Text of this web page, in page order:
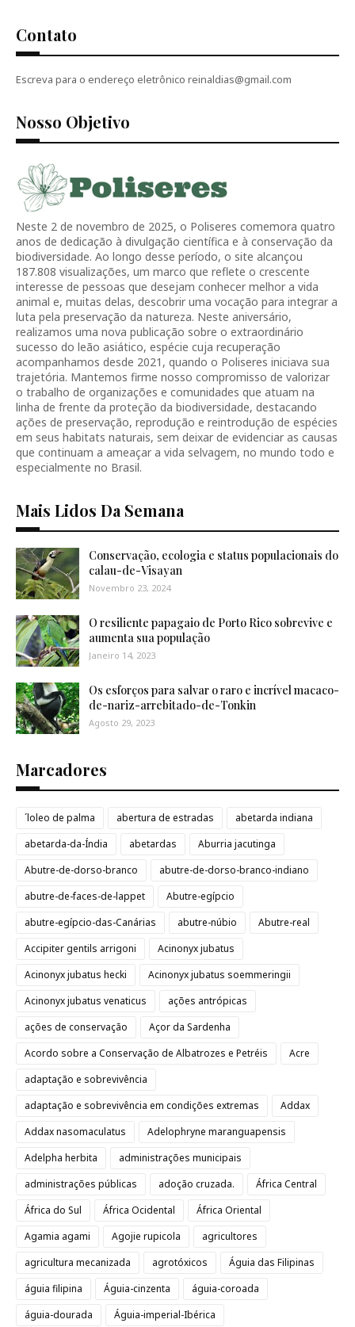
Contato
Escreva para o endereço eletrônico reinaldias@gmail.com
Nosso Objetivo
Neste 2 de novembro de 2025, o Poliseres comemora quatro
anos de dedicação à divulgação científica e à conservação da
biodiversidade. Ao longo desse período, o site alcançou
187.808 visualizações, um marco que reflete o crescente
interesse de pessoas que desejam conhecer melhor a vida
animal e, muitas delas, descobrir uma vocação para integrar a
luta pela preservação da natureza. Neste aniversário,
realizamos uma nova publicação sobre o extraordinário
sucesso do leão asiático, espécie cuja recuperação
acompanhamos desde 2021, quando o Poliseres iniciava sua
trajetória. Mantemos firme nosso compromisso de valorizar
o trabalho de organizações e comunidades que atuam na
linha de frente da proteção da biodiversidade, destacando
ações de preservação, reprodução e reintrodução de espécies
em seus habitats naturais, sem deixar de evidenciar as causas
que continuam a ameaçar a vida selvagem, no mundo todo e
especialmente no Brasil.
Mais Lidos Da Semana
Conservação, ecologia e status populacionais do
calau-de-Visayan
Novembro 23, 2024
O resiliente papagaio de Porto Rico sobrevive e
aumenta sua população
Janeiro 14, 2023
Os esforços para salvar o raro e incrível macaco-
de-nariz-arrebitado-de-Tonkin
Agosto 29, 2023
Marcadores
´loleo de palma abertura de estradas
abetarda indiana
abetarda-da-Índia
abetardas
Aburria jacutinga
Abutre-de-dorso-branco
abutre-de-dorso-branco-indiano
abutre-de-faces-de-lappet
Abutre-egípcio
abutre-egípcio-das-Canárias
abutre-núbio
Abutre-real
Accipiter gentils arrigoni
Acinonyx jubatus
Acinonyx jubatus hecki
Acinonyx jubatus soemmeringii
Acinonyx jubatus venaticus
ações antrópicas
ações de conservação
Açor da Sardenha
Acordo sobre a Conservação de Albatrozes e Petréis
Acre
adaptação e sobrevivência
adaptação e sobrevivência em condições extremas
Addax
Addax nasomaculatus
Adelophryne maranguapensis
Adelpha herbita
administrações municipais
administrações públicas
adoção cruzada.
África Central
África do Sul
África Ocidental
África Oriental
Agamia agami
Agojie rupicola
agricultores
agricultura mecanizada
agrotóxicos
Águia das Filipinas
águia filipina
Águia-cinzenta
águia-coroada
águia-dourada
Águia-imperial-Ibérica